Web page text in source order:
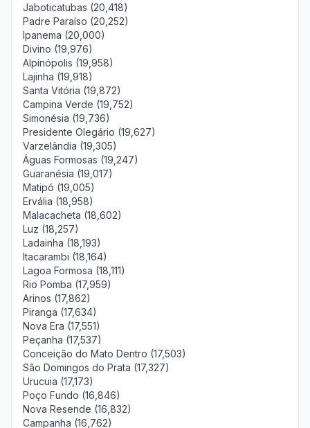
Jaboticatubas (20,418)
Padre Paraíso (20,252)
Ipanema (20,000)
Divino (19,976)
Alpinópolis (19,958)
Lajinha (19,918)
Santa Vitória (19,872)
Campina Verde (19,752)
Simonésia (19,736)
Presidente Olegário (19,627)
Varzelândia (19,305)
Águas Formosas (19,247)
Guaranésia (19,017)
Matipó (19,005)
Ervália (18,958)
Malacacheta (18,602)
Luz (18,257)
Ladainha (18,193)
Itacarambi (18,164)
Lagoa Formosa (18,111)
Rio Pomba (17,959)
Arinos (17,862)
Piranga (17,634)
Nova Era (17,551)
Peçanha (17,537)
Conceição do Mato Dentro (17,503)
São Domingos do Prata (17,327)
Urucuia (17,173)
Poço Fundo (16,846)
Nova Resende (16,832)
Campanha (16,762)